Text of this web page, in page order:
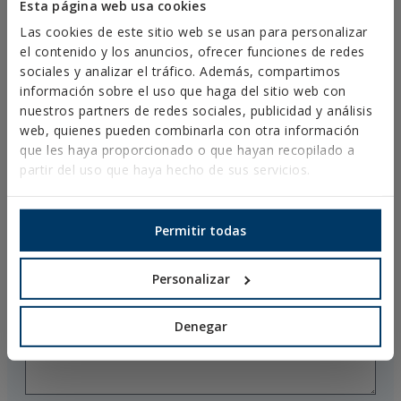
Esta página web usa cookies
Las cookies de este sitio web se usan para personalizar
el contenido y los anuncios, ofrecer funciones de redes
sociales y analizar el tráfico. Además, compartimos
información sobre el uso que haga del sitio web con
nuestros partners de redes sociales, publicidad y análisis
web, quienes pueden combinarla con otra información
que les haya proporcionado o que hayan recopilado a
partir del uso que haya hecho de sus servicios.
Permitir todas
Personalizar
Denegar